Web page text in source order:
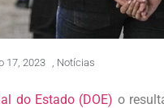
17, 2023 Notícias
do Estado (DOE) o